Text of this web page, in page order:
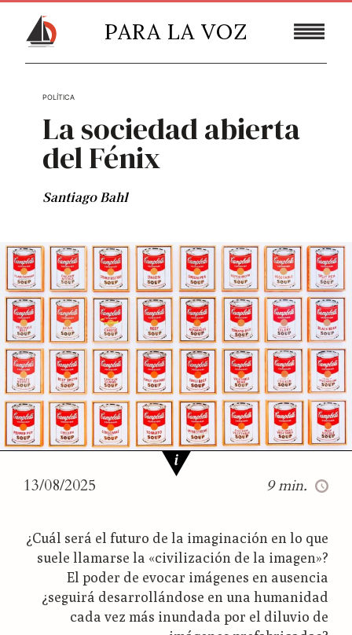
PARA LA VOZ
POLÍTICA
La sociedad abierta
del Fénix
Santiago Bahl
PARA LA VOZ 2(2) (2024): 234–240
13/08/2025 9 min.
¿Cuál será el futuro de la imaginación en lo que
suele llamarse la «civilización de la imagen»?
El poder de evocar imágenes en ausencia
¿seguirá desarrollándose en una humanidad
cada vez más inundada por el diluvio de